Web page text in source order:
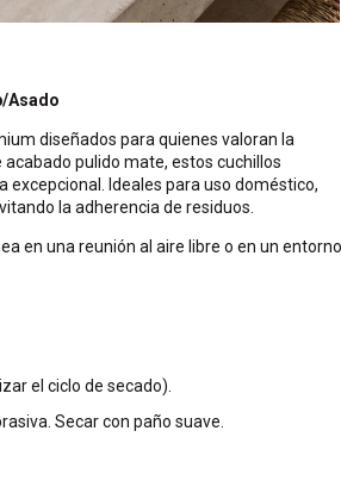
Asado
diseñados para quienes valoran la
pulido mate, estos cuchillos
Ideales para uso doméstico,
la adherencia de residuos.
en una reunión al aire libre o en un entorno
el ciclo de secado).
Secar con paño suave.